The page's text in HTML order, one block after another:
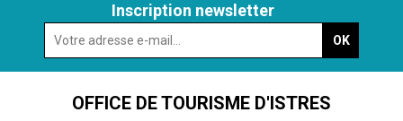
Inscription newsletter
OFFICE DE TOURISME D'ISTRES